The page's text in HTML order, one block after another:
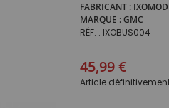
FABRICANT
MARQUE GMC
RÉF.
IXOBUS004
45,99 €
Article